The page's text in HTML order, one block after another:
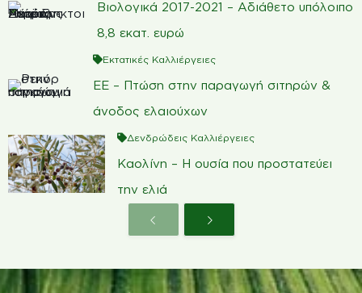
Βιολογικά 2017-2021 – Αδιάθετο υπόλοιπο
8,8 εκατ. ευρώ
Εκτατικές Καλλιέργειες
ΕΕ – Πτώση στην παραγωγή σιτηρών &
άνοδος ελαιούχων
Δενδρώδεις Καλλιέργειες
Καολίνη – Η ουσία που προστατεύει
την ελιά